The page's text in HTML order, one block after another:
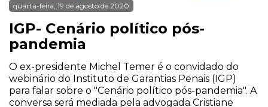
quarta-feira, 19 de agosto de 2020
IGP- Cenário político pós-
pandemia
O ex-presidente Michel Temer é o convidado do
webinário do Instituto de Garantias Penais (IGP)
para falar sobre o "Cenário político pós-pandemia". A
conversa será mediada pela advogada Cristiane